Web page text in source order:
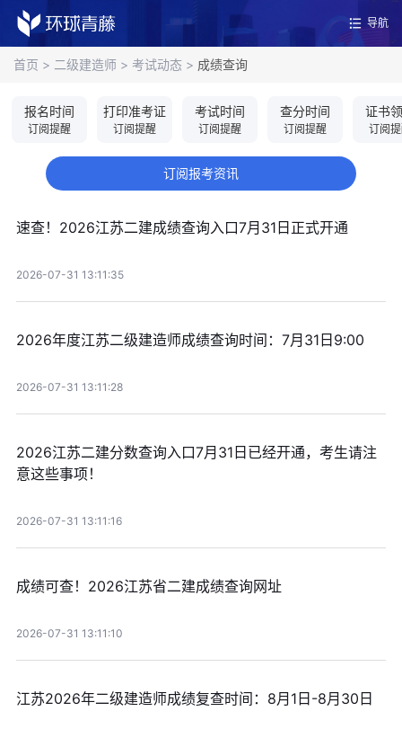
导航
首页 > 二级建造师 > 考试动态 > 成绩查询
报名时间
订阅提醒
打印准考证
订阅提醒
考试时间
订阅提醒
查分时间
订阅提醒
证书
订阅
订阅报考资讯
速查！2026江苏二建成绩查询入口7月31日正式开通
2026-07-31 13:11:35
2026年度江苏二级建造师成绩查询时间：7月31日9:00
2026-07-31 13:11:28
2026江苏二建分数查询入口7月31日已经开通，考生请注
意这些事项！
2026-07-31 13:11:16
成绩可查！2026江苏省二建成绩查询网址
2026-07-31 13:11:10
江苏2026年二级建造师成绩复查时间：8月1日-8月30日